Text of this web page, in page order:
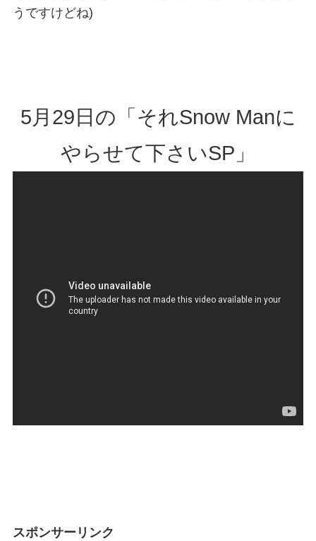
うですけどね)
5月29日の「それSnow Manに
やらせて下さいSP」
スポンサーリンク